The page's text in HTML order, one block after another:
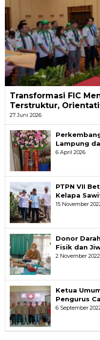
Transformasi FIC
Terstruktur,
27 Juni 2026
Lampung
6 April 2026
PTPN VII
Kelapa
15 November
Donor
Fisik dan
2 November 2022
Ketua
Pengurus
6 September